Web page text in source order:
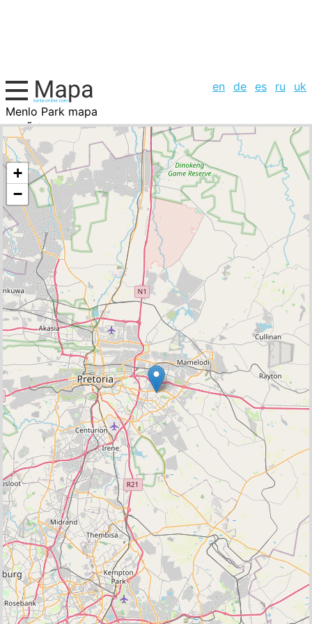
en de es ru
uk
Menlo Park mapa
SudÃ¡frica, la lista de ciudades
+
−